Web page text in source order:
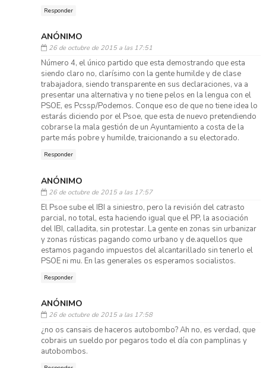
Responder
ANÓNIMO
26 de octubre de 2015 a las 17:51
Número 4, el único partido que esta demostrando que esta
siendo claro no, clarísimo con la gente humilde y de clase
trabajadora, siendo transparente en sus declaraciones, va a
presentar una alternativa y no tiene pelos en la lengua con el
PSOE, es Pcssp/Podemos. Conque eso de que no tiene idea lo
estarás diciendo por el Psoe, que esta de nuevo pretendiendo
cobrarse la mala gestión de un Ayuntamiento a costa de la
parte más pobre y humilde, traicionando a su electorado.
Responder
ANÓNIMO
26 de octubre de 2015 a las 17:57
El Psoe sube el IBI a siniestro, pero la revisión del catrasto
parcial, no total, esta haciendo igual que el PP, la asociación
del IBI, calladita, sin protestar. La gente en zonas sin urbanizar
y zonas rústicas pagando como urbano y de.aquellos que
estamos pagando impuestos del alcantarillado sin tenerlo el
PSOE ni mu. En las generales os esperamos socialistos.
Responder
ANÓNIMO
26 de octubre de 2015 a las 17:58
¿no os cansais de haceros autobombo? Ah no, es verdad, que
cobrais un sueldo por pegaros todo el día con pamplinas y
autobombos.